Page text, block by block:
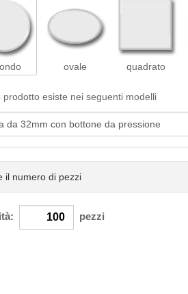
ovale quadrato
prodotto esiste nei seguenti modelli
il numero di pezzi
pezzi